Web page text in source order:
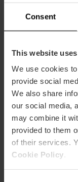
Consent
This website
We use cookies
provide social
We also share
our social media,
may combine it
provided to them
of their services.
Cookie Policy
Información
Horario de